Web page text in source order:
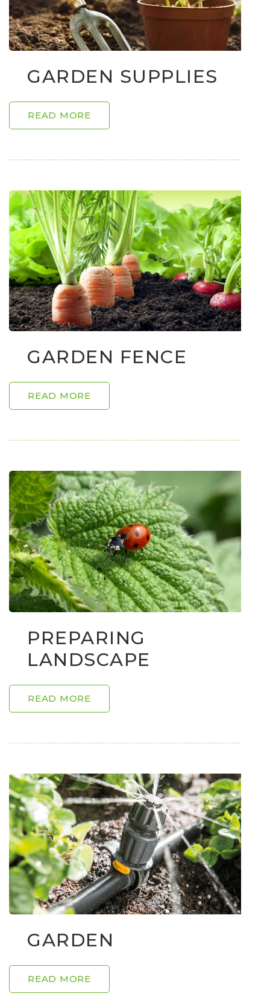
GARDEN SUPPLIES
READ MORE
GARDEN FENCE
READ MORE
PREPARING
LANDSCAPE
READ MORE
GARDEN
READ MORE